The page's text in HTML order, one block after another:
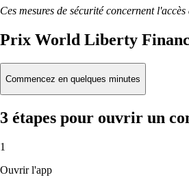
Ces mesures de sécurité concernent
Prix World Liberty
Commencez en quelques minutes
3 étapes pour ouvrir un
1
Ouvrir l'app